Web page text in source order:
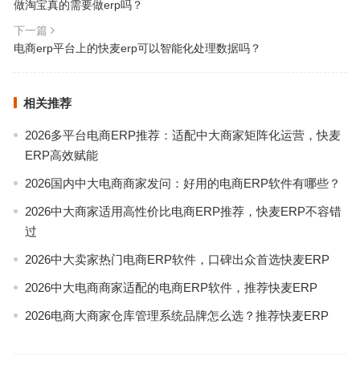
做淘宝真的需要做erp吗？
下一篇
电商erp平台上的快麦erp可以智能化处理数据吗？
相关推荐
2026多平台电商ERP推荐：适配中大商家矩阵化运营，快麦
ERP高效赋能
2026国内中大电商商家发问：好用的电商ERP软件有哪些？
2026中大商家适用高性价比电商ERP推荐，快麦ERP不容错
过
2026中大卖家热门电商ERP软件，口碑出众首选快麦ERP
2026中大电商商家适配的电商ERP软件，推荐快麦ERP
2026电商大商家仓库管理系统品牌怎么选？推荐快麦ERP